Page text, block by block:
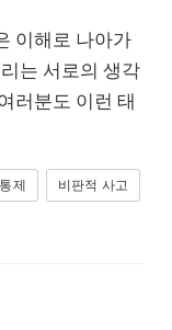
이해로 나아가
는 서로의 생각
러분도 이런 태
제 비판적 사고